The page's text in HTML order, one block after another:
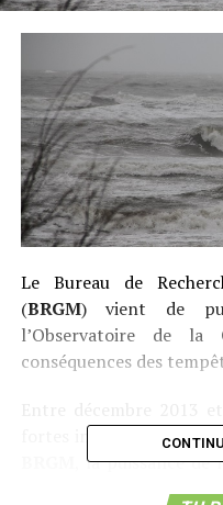
Le Bureau de
(BRGM) vient de
l’Observatoire de
conséquences des
fortes intensités ont
, la puissance
élevée, en comparaison